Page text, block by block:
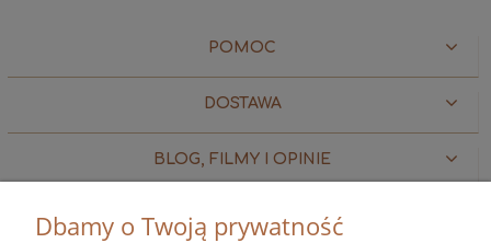
POMOC
DOSTAWA
BLOG, FILMY I OPINIE
MOJE KONTO
Dbamy o Twoją prywatność